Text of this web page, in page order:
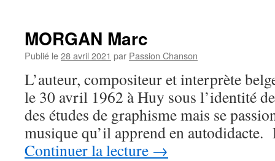
MORGAN Marc
Publié le28 avril 2021 par Passion Chanson
L’auteur, compositeur et interprète
le 30 avril 1962 à Huy sous l’identité
des études de graphisme mais se
musique qu’il apprend en
Continuer la lecture →